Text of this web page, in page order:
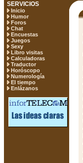
SERVICIOS
Inicio
Humor
Foros
Chat
Encuestas
Juegos
Sexy
Libro visitas
Calculadoras
Traductor
Horóscopo
Numerología
El tiempo
Enlázanos